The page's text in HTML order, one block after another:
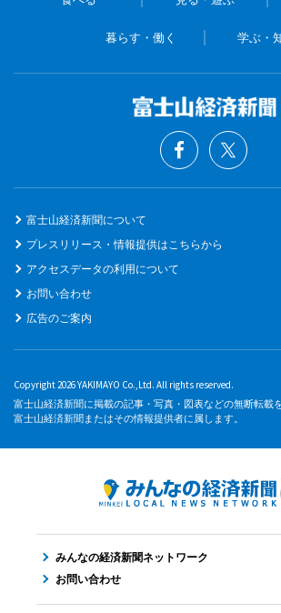
暮らす・働く 学ぶ・
富士山経済新聞について
プレスリリース・情報提供はこちらから
アクセスデータの利用について
お問い合わせ
広告のご案内
Copyright 2026 YAKIMAYO Co.,Ltd. All rights reserved.
富士山経済新聞に掲載の記事・写真・図表などの無断転載
富士山経済新聞またはその情報提供者に属します。
みんなの経済新聞ネットワーク
お問い合わせ